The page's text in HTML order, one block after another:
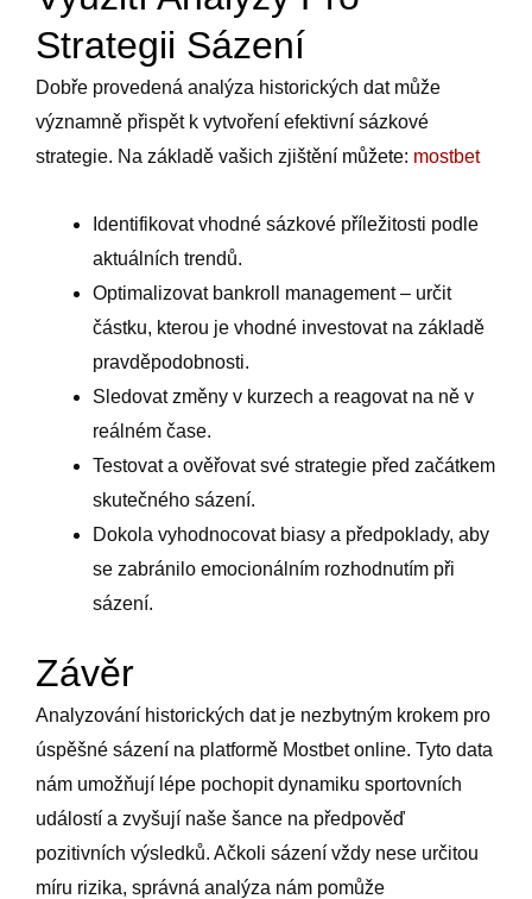
Strategii Sázení
Dobře provedená analýza historických dat může
významně přispět k vytvoření efektivní sázkové
strategie. Na základě vašich zjištění můžete: mostbet
Identifikovat vhodné sázkové příležitosti podle
aktuálních trendů.
Optimalizovat bankroll management – určit
částku, kterou je vhodné investovat na základě
pravděpodobnosti.
Sledovat změny v kurzech a reagovat na ně v
reálném čase.
Testovat a ověřovat své strategie před začátkem
skutečného sázení.
Dokola vyhodnocovat biasy a předpoklady, aby
se zabránilo emocionálním rozhodnutím při
sázení.
Závěr
Analyzování historických dat je nezbytným krokem pro
úspěšné sázení na platformě Mostbet online. Tyto data
nám umožňují lépe pochopit dynamiku sportovních
událostí a zvyšují naše šance na předpověď
pozitivních výsledků. Ačkoli sázení vždy nese určitou
míru rizika, správná analýza nám pomůže